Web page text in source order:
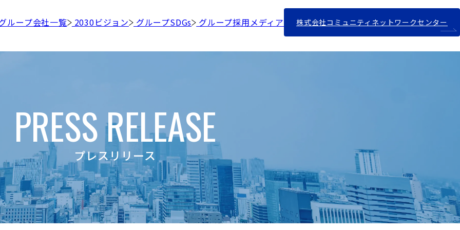
ループ会社一覧 2030ビジョン グループSDGs グループ採用メディア 株式会社コミュニティネットワークセンター
PRESS RELEASE
プレスリリース